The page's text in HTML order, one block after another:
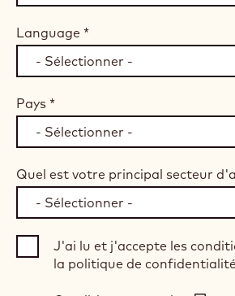
Language *
Pays *
Quel est votre principal secteur
J'ai lu et j'accepte les
la politique de